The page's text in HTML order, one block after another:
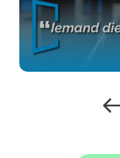
een
trainingen